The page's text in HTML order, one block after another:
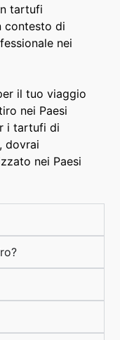
tartufi
contesto di
nei
il tuo viaggio
nei Paesi
i tartufi di
dovrai
nei Paesi